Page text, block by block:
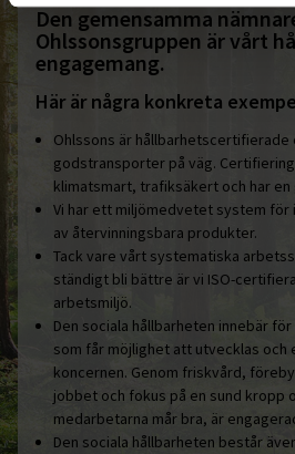
Den gemensamma
Ohlssonsgruppen är vårt
engagemang.
Här är några konkreta
Ohlssons är hållbarhetscertifierade
godstransporter på väg.
klimatsmart, trafiksäkert och har
Vi har ett miljömedvetet system för
av återvinningsbara produkter.
Tack vare vårt systematiska
ständigt bli bättre är vi ISO-
arbetsmiljö.
Den sociala hållbarheten innebär
som får möjlighet att utvecklas och
koncernen. Genom friskvård,
jobbet och fokus på en sund kropp
medarbetarna mår bra, är
Den sociala hållbarheten består